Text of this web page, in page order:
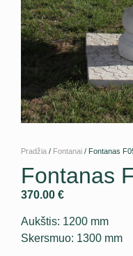
Pradžia / Fontanai / Fontanas
Fontanas
370.00 €
Aukštis: 1200 mm
Skersmuo: 1300 mm